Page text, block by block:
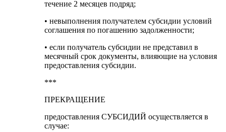
течение 2 месяцев подряд;
• невыполнения получателем субсидии условий
соглашения по погашению задолженности;
• если получатель субсидии не представил в
месячный срок документы, влияющие на условия
предоставления субсидии.
***
ПРЕКРАЩЕНИЕ
предоставления СУБСИДИЙ осуществляется в
случае: